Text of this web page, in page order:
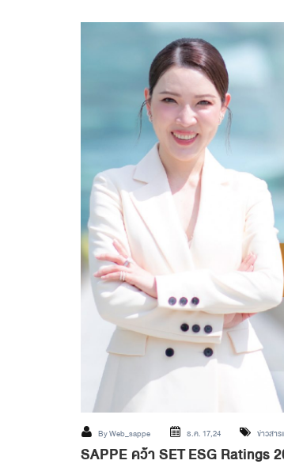
ByWeb_sappe ธ.ค. 17,24 ข่าวสาร
SAPPE คว้า SET ESG Ratings